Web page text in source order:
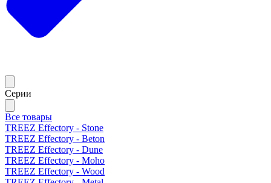
Серии
Все товары
TREEZ Effectory - Stone
TREEZ Effectory - Beton
TREEZ Effectory - Dune
TREEZ Effectory - Moho
TREEZ Effectory - Wood